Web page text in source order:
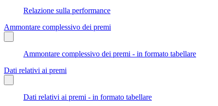
Relazione sulla performance
Ammontare complessivo dei premi
Ammontare complessivo dei premi - in formato tabellare
Dati relativi ai premi
Dati relativi ai premi - in formato tabellare